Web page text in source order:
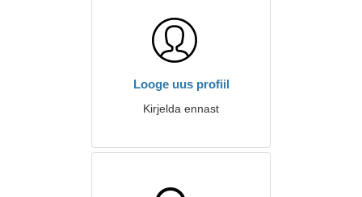
Looge uus profiil
Kirjelda ennast